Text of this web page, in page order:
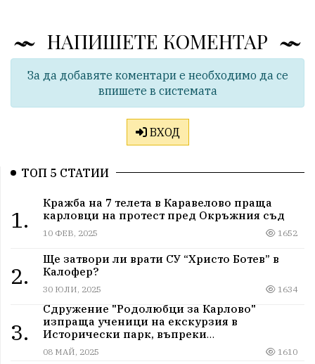
НАПИШЕТЕ КОМЕНТАР
За да добавяте коментари е необходимо да се
впишете в системата
ВХОД
ТОП 5 СТАТИИ
1.
Кражба на 7 телета в Каравелово праща
карловци на протест пред Окръжния съд
10 ФЕВ, 2025 1652
2.
Ще затвори ли врати СУ “Христо Ботев” в
Калофер?
30 ЮЛИ, 2025 1634
3.
Сдружение "Родолюбци за Карлово"
изпраща ученици на екскурзия в
Исторически парк, въпреки
дискриминацията
08 МАЙ, 2025 1610